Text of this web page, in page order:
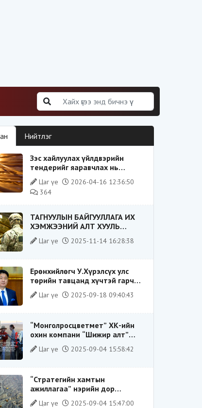
Нийтлэг
Зэс хайлуулах үйлдвэрийн
тендерийг яаравчлах нь
“Үндэсний аюулгүй байдал“-д
эрсдэлтэй юу?
Цаг үе
2026-04-16 12:36:50
364
ТАГНУУЛЫН БАЙГУУЛЛАГА ИХ
ХЭМЖЭЭНИЙ АЛТ ХУУЛЬ
БУСААР ХИЛЭЭР ГАРГАХ ГЭЖ
БАЙСАН ҮЙЛДЛИЙГ ТАСЛАН
Цаг үе 2025-11-14 16:28:38
Ерөнхийлөгч У.Хүрэлсүх улс
төрийн тавцанд хүчтэй гарч
ирэхдээ өөрийгөө шударга
ёсны төлөө тэмцэгч, “хуучин
таниулсан.
Цаг үе 2025-09-18 09:40:43
“Монголросцветмет” ХК-ийн
охин компани “Шижир алт”
ХХК-ийн Гүйцэтгэх захирлаар
ажиллаж байсан О.Баттөмөрт
Цаг үе 2025-09-04 15:58:42
“Стратегийн хамтын
ажиллагаа” нэрийн дор
“Чимээгүй хөрөнгө хуримтлал”
Цаг үе 2025-09-04 15:47:00